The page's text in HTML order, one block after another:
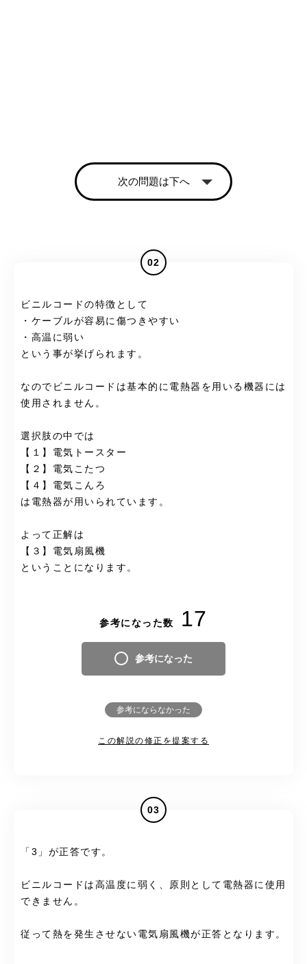
次の問題は下へ
02
ビニルコードの特徴として
・ケーブルが容易に傷つきやすい
・高温に弱い
という事が挙げられます。
なのでビニルコードは基本的に電熱器を用いる機器には
使用されません。
選択肢の中では
【１】電気トースター
【２】電気こたつ
【４】電気こんろ
は電熱器が用いられています。
よって正解は
【３】電気扇風機
ということになります。
参考になった数 17
参考になった
参考にならなかった
この解説の修正を提案する
03
「3」が正答です。
ビニルコードは高温度に弱く、原則として電熱器に使用
できません。
従って熱を発生させない電気扇風機が正答となります。